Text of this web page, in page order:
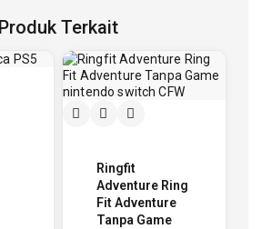
Produk Terkait
Ringfit
Adventure Ring
Fit Adventure
Tanpa Game